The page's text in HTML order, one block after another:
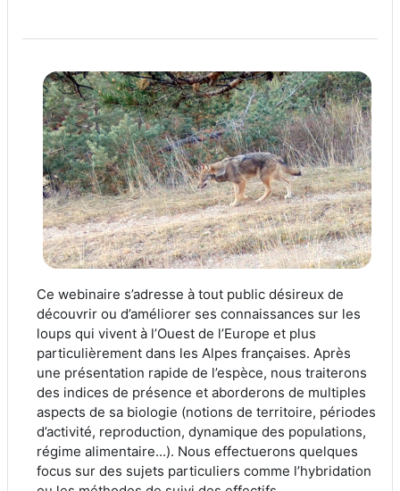
Ce webinaire s’adresse à tout public désireux de
découvrir ou d’améliorer ses connaissances sur les
loups qui vivent à l’Ouest de l’Europe et plus
particulièrement dans les Alpes françaises. Après
une présentation rapide de l’espèce, nous traiterons
des indices de présence et aborderons de multiples
aspects de sa biologie (notions de territoire, périodes
d’activité, reproduction, dynamique des populations,
régime alimentaire...). Nous effectuerons quelques
focus sur des sujets particuliers comme l’hybridation